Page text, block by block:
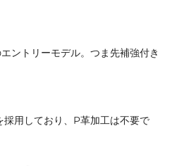
ントリーモデル。つま先補強付き
用しており、P革加工は不要で